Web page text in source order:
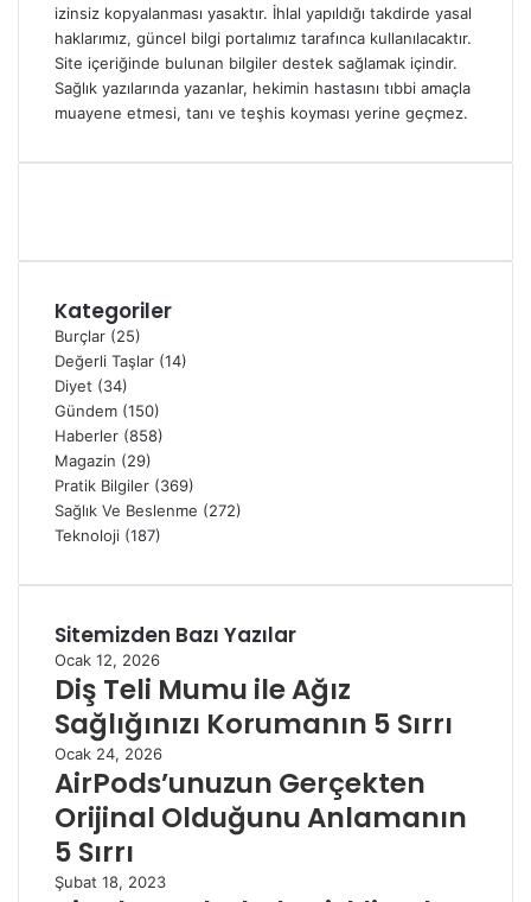
izinsiz kopyalanması yasaktır. İhlal yapıldığı takdirde yasal
haklarımız, güncel bilgi portalımız tarafınca kullanılacaktır.
Site içeriğinde bulunan bilgiler destek sağlamak içindir.
Sağlık yazılarında yazanlar, hekimin hastasını tıbbi amaçla
muayene etmesi, tanı ve teşhis koyması yerine geçmez.
Kategoriler
Burçlar (25)
Değerli Taşlar (14)
Diyet (34)
Gündem (150)
Haberler (858)
Magazin (29)
Pratik Bilgiler (369)
Sağlık Ve Beslenme (272)
Teknoloji (187)
Sitemizden Bazı Yazılar
Ocak 12, 2026
Diş Teli Mumu ile Ağız
Sağlığınızı Korumanın 5 Sırrı
Ocak 24, 2026
AirPods’unuzun Gerçekten
Orijinal Olduğunu Anlamanın
5 Sırrı
Şubat 18, 2023